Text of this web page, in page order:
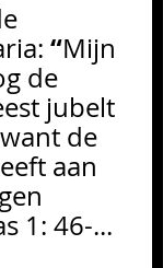
“Mijn
de
jubelt
de
aan
1: 46-...